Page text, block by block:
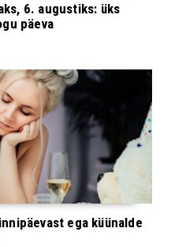
6. augustiks: üks
päeva
ega küünalde